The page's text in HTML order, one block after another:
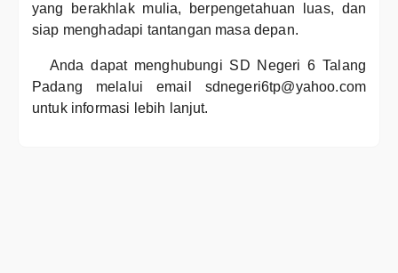
yang berakhlak mulia, berpengetahuan luas, dan
siap menghadapi tantangan masa depan.
Anda dapat menghubungi SD Negeri 6 Talang
Padang melalui email sdnegeri6tp@yahoo.com
untuk informasi lebih lanjut.